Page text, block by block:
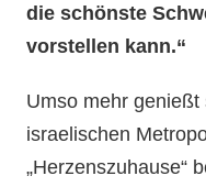
die schönste
vorstellen kann.“
Umso mehr
israelischen
„Herzenszuhause“